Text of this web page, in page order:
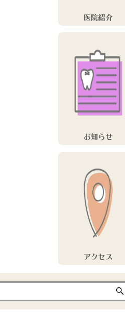
医院紹介
お知らせ
アクセス